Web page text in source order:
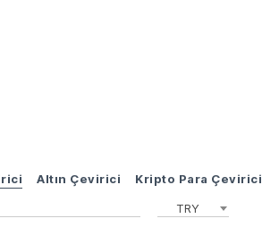
Altın Çevirici Kripto Para Çevirici
TRY